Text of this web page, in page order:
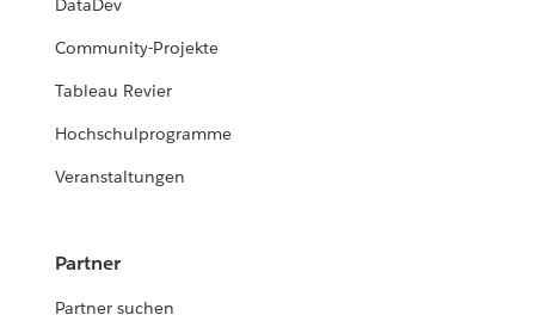
DataDev
Community-Projekte
Tableau Revier
Hochschulprogramme
Veranstaltungen
Partner
Partner suchen